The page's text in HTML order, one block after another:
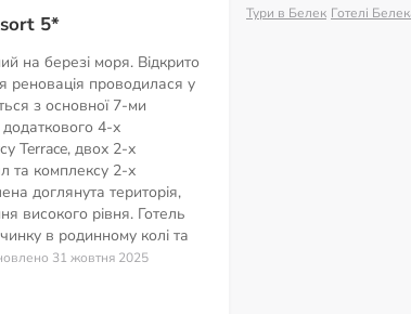
5*
на березі моря. Відкрито
реновація проводилася у
з основної 7-ми
додаткового 4-х
Terrace, двох 2-х
та комплексу 2-х
доглянута територія,
високого рівня. Готель
в родинному колі та
31 жовтня 2025
Тури в Белек Готелі